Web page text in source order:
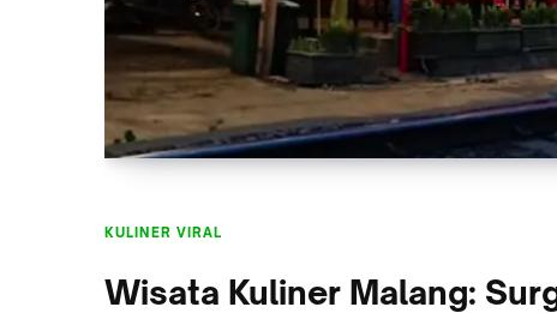
KULINER VIRAL
Wisata Kuliner Malang: